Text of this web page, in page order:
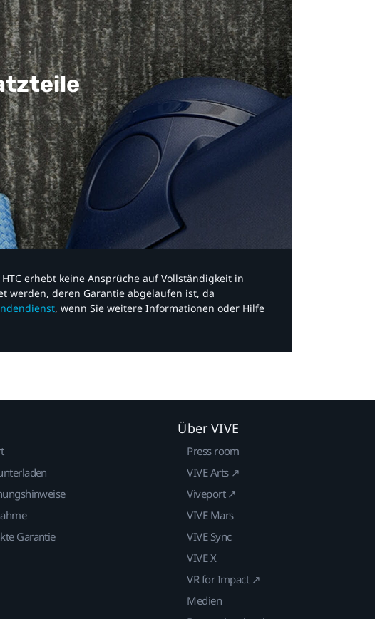
erhebt keine Ansprüche auf Vollständigkeit in
werden, deren Garantie abgelaufen ist, da
, wenn Sie weitere Informationen oder Hilfe
Garantie
Über VIVE
Press room
VIVE Arts ↗
Viveport ↗
VIVE Mars
VIVE Sync
VIVE X
VR for Impact ↗
Medien